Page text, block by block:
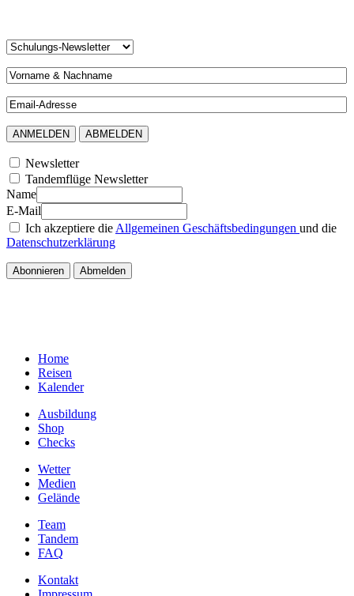
Newsletter
Tandemflüge Newsletter
Name
E-Mail
Ich akzeptiere die Allgemeinen Geschäftsbedingungen und die
Datenschutzerklärung
Home
Reisen
Kalender
Ausbildung
Shop
Checks
Wetter
Medien
Gelände
Team
Tandem
FAQ
Kontakt